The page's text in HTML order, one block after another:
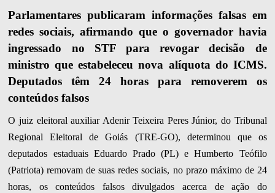
Parlamentares publicaram informações falsas em
redes sociais, afirmando que o governador havia
ingressado no STF para revogar decisão de
ministro que estabeleceu nova alíquota do ICMS.
Deputados têm 24 horas para removerem os
conteúdos falsos
O juiz eleitoral auxiliar Adenir Teixeira Peres Júnior, do Tribunal
Regional Eleitoral de Goiás (TRE-GO), determinou que os
deputados estaduais Eduardo Prado (PL) e Humberto Teófilo
(Patriota) removam de suas redes sociais, no prazo máximo de 24
horas, os conteúdos falsos divulgados acerca de ação do